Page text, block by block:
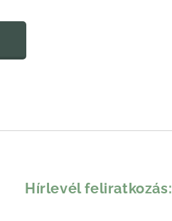
Hírlevél feliratkozás: